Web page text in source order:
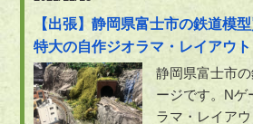
【出張】静岡県富士市の鉄道模
特大の自作ジオラマ・レイアウト
静岡県富士市
ージです。Nゲ
ラマ・レイア